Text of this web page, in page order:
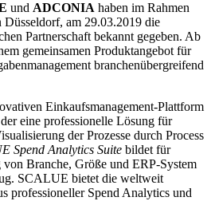
und ADCONIA haben im Rahmen
Düsseldorf, am 29.03.2019 die
Partnerschaft bekannt gegeben. Ab
gemeinsamen Produktangebot für
branchenübergreifend
Einkaufsmanagement-Plattform
eine professionelle Lösung für
der Prozesse durch Process
Spend Analytics Suite bildet für
Branche, Größe und ERP-System
SCALUE bietet die weltweit
professioneller Spend Analytics und